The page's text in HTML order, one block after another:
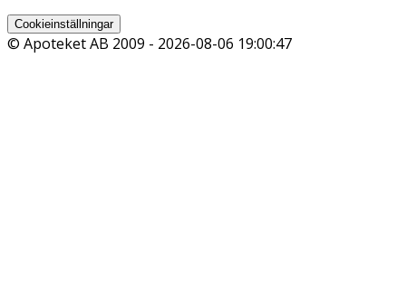
Cookieinställningar
© Apoteket AB 2009 - 2026-08-06 19:00:47